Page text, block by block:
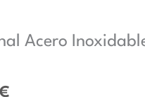
Acero
es: